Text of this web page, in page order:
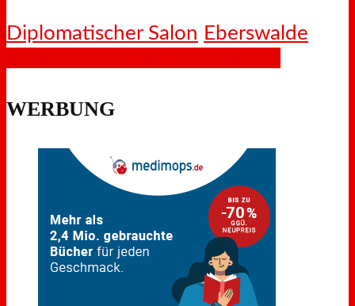
Diplomatischer Salon Eberswalde
WERBUNG